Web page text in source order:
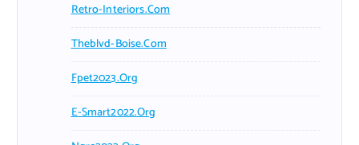
Retro-Interiors.com
Theblvd-Boise.com
Fpet2023.org
E-Smart2022.org